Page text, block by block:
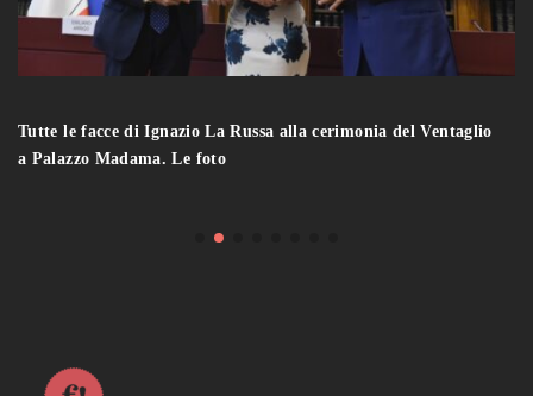
Tutte le facce di Ignazio La Russa alla cerimonia del Ventaglio
a Palazzo Madama. Le foto